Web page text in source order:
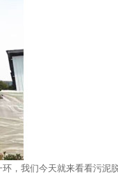
，我们今天就来看看污泥